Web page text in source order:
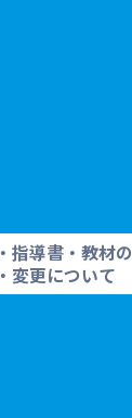
指導書・教材の
変更について